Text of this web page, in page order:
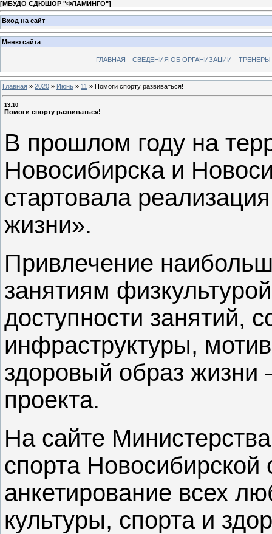
[МБУДО СДЮШОР "ФЛАМИНГО"]
Вход на сайт
Меню сайта
ГЛАВНАЯ СВЕДЕНИЯ ОБ ОРГАНИЗАЦИИ
Главная » 2020 » Июнь » 11 » Помоги спорту развиваться!
13:10
Помоги спорту развиваться!
В прошлом году на
Новосибирска и
стартовала
жизни».
Привлечение
занятиям
доступности занятий,
инфраструктуры,
здоровый образ жизни
проекта.
На сайте
спорта Новосибирской
анкетирование всех
культуры, спорта и